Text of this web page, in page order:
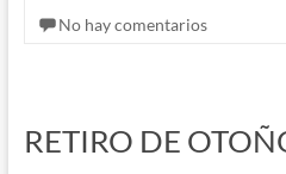
No hay comentarios
RETIRO DE